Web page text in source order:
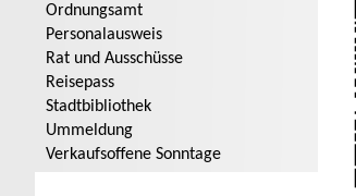
Ordnungsamt
Personalausweis
Rat und Ausschüsse
Reisepass
Stadtbibliothek
Ummeldung
Verkaufsoffene Sonntage